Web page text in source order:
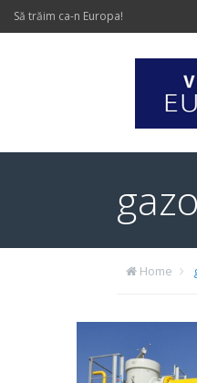
Să trăim ca-n Europa!
Home